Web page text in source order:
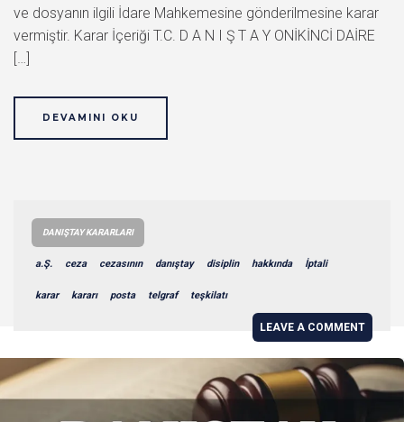
ve dosyanın ilgili İdare Mahkemesine gönderilmesine karar
vermiştir. Karar İçeriği T.C. D A N I Ş T A Y ONİKİNCİ DAİRE
[…]
DEVAMINI OKU
DANIŞTAY KARARLARI
a.Ş. ceza cezasının danıştay disiplin hakkında İptali
karar kararı posta telgraf teşkilatı
LEAVE A COMMENT